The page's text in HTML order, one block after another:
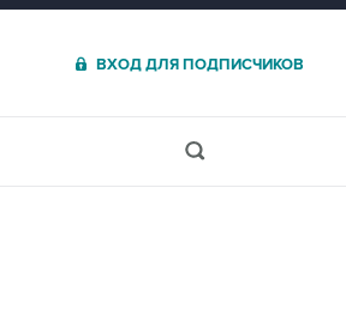
ВХОД ДЛЯ ПОДПИСЧИКОВ